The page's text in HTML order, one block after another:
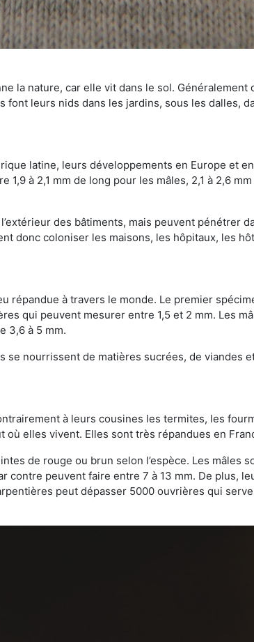
la nature, car elle vit dans le sol.
leurs nids dans les jardins, sous les dalles,
latine, leurs développements en Europe et
1,9 à 2,1 mm de long pour les mâles, 2,1 à 2,6
des bâtiments, mais peuvent pénétrer
donc coloniser les maisons, les hôpitaux, les
répandue à travers le monde. Le premier
qui peuvent mesurer entre 1,5 et 2 mm. Les
3,6 à 5 mm.
nourrissent de matières sucrées, de viandes
à leurs cousines les termites, les
elles vivent. Elles sont très répandues en
de rouge ou brun selon l’espèce. Les mâles
contre peuvent faire entre 7 à 13 mm. De plus,
peut dépasser 5000 ouvrières qui